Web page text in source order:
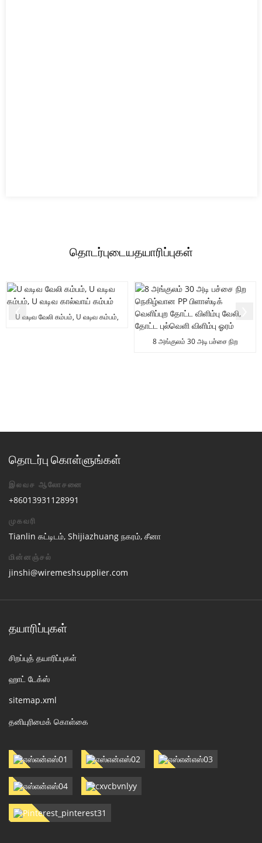
தொடர்புடையதயாரிப்புகள்
U வடிவ வேலி கம்பம், U வடிவ கம்பம்,
8 அங்குலம் 30 அடி பச்சை நிற
தொடர்பு கொள்ளுங்கள்
இலவச ஆலோசனை
+86013931128991
முகவரி
Tianlin கட்டிடம், Shijiazhuang நகரம், சீனா
மின்னஞ்சல்
jinshi@wiremeshsupplier.com
தயாரிப்புகள்
சிறப்புத் தயாரிப்புகள்
ஹாட் டேக்ஸ்
sitemap.xml
தனியுரிமைக் கொள்கை